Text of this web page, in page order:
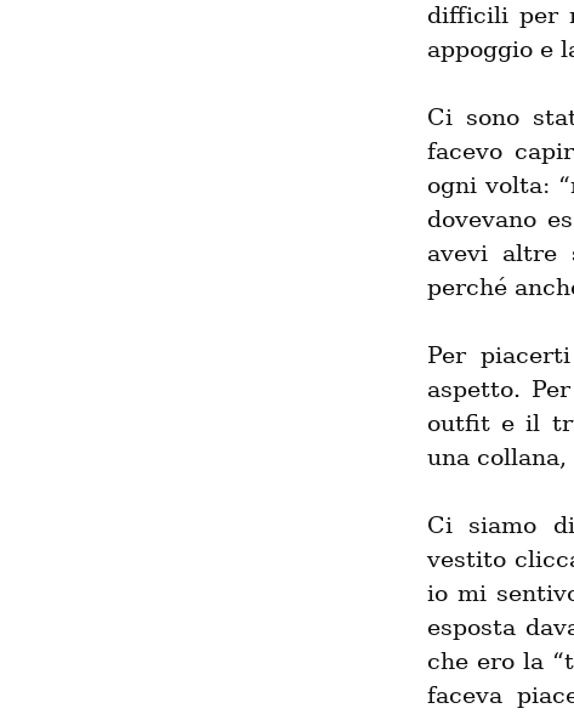
difficili per
appoggio e
Ci sono
facevo
ogni volta:
dovevano
avevi altre
perché
Per
aspetto.
outfit e il
una
Ci siamo
vestito
io mi
esposta
che ero la
faceva